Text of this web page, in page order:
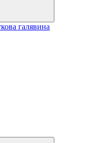
галявина